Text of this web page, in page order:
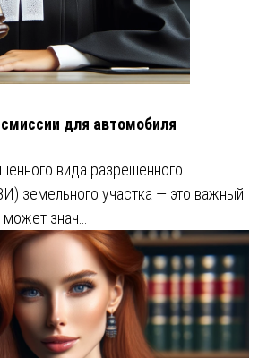
для автомобиля
вида разрешенного
земельного участка — это важный
знач…